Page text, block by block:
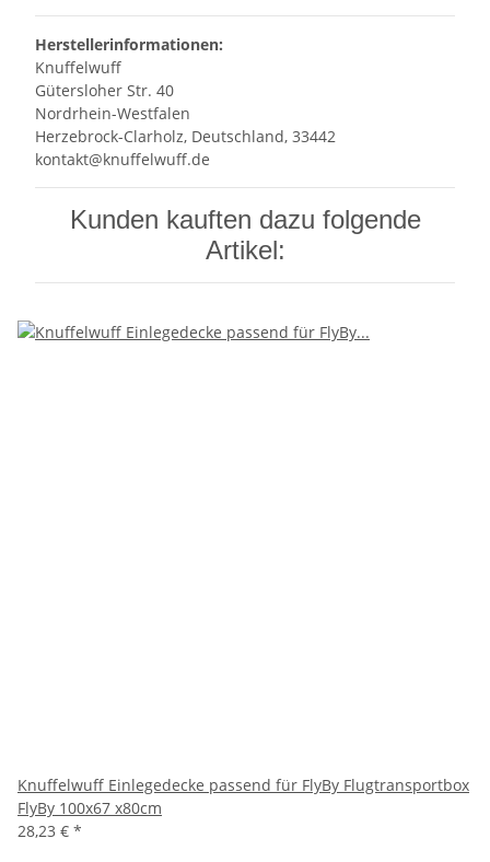
Herstellerinformationen:
Knuffelwuff
Gütersloher Str. 40
Nordrhein-Westfalen
Herzebrock-Clarholz, Deutschland, 33442
kontakt@knuffelwuff.de
Kunden kauften dazu folgende
Artikel:
Knuffelwuff Einlegedecke passend für FlyBy Flugtransportbox
FlyBy 100x67 x80cm
28,23 € *